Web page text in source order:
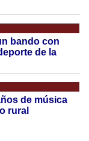
bando con
de la
de música
rural